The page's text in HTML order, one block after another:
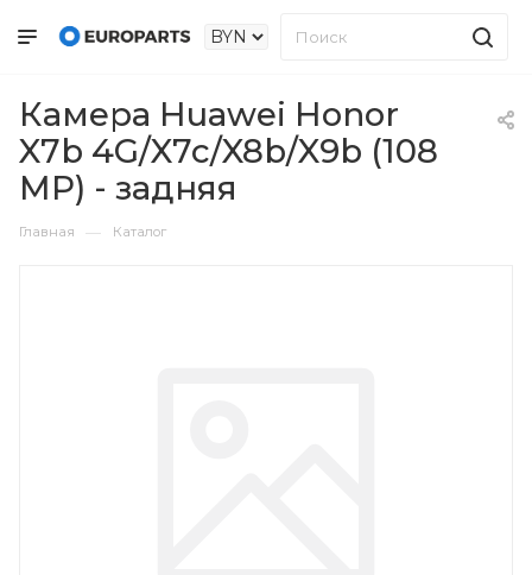
Камера Huawei Honor
X7b 4G/X7c/X8b/X9b (108
MP) - задняя
Главная — Каталог